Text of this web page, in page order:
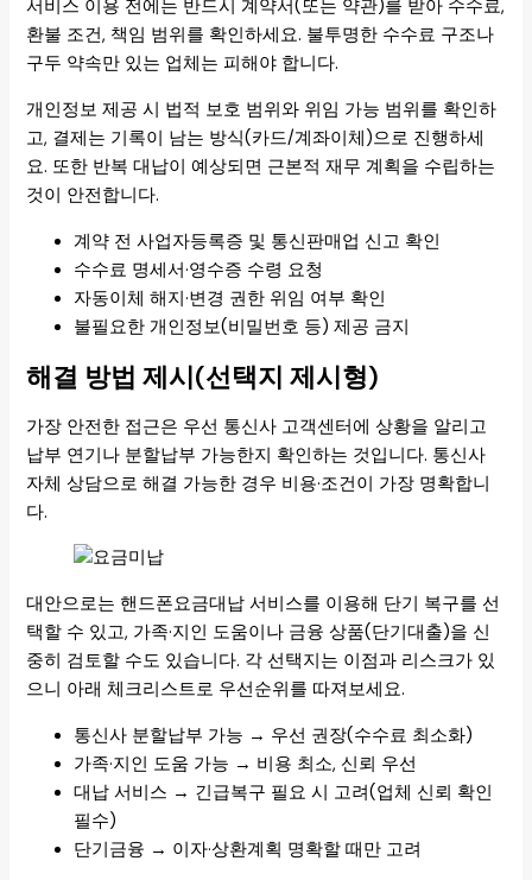
서비스 이용 전에는 반드시 계약서(또는 약관)를 받아 수수료,
환불 조건, 책임 범위를 확인하세요. 불투명한 수수료 구조나
구두 약속만 있는 업체는 피해야 합니다.
개인정보 제공 시 법적 보호 범위와 위임 가능 범위를 확인하
고, 결제는 기록이 남는 방식(카드/계좌이체)으로 진행하세
요. 또한 반복 대납이 예상되면 근본적 재무 계획을 수립하는
것이 안전합니다.
계약 전 사업자등록증 및 통신판매업 신고 확인
수수료 명세서·영수증 수령 요청
자동이체 해지·변경 권한 위임 여부 확인
불필요한 개인정보(비밀번호 등) 제공 금지
해결 방법 제시(선택지 제시형)
가장 안전한 접근은 우선 통신사 고객센터에 상황을 알리고
납부 연기나 분할납부 가능한지 확인하는 것입니다. 통신사
자체 상담으로 해결 가능한 경우 비용·조건이 가장 명확합니
다.
대안으로는 핸드폰요금대납 서비스를 이용해 단기 복구를 선
택할 수 있고, 가족·지인 도움이나 금융 상품(단기대출)을 신
중히 검토할 수도 있습니다. 각 선택지는 이점과 리스크가 있
으니 아래 체크리스트로 우선순위를 따져보세요.
통신사 분할납부 가능 → 우선 권장(수수료 최소화)
가족·지인 도움 가능 → 비용 최소, 신뢰 우선
대납 서비스 → 긴급복구 필요 시 고려(업체 신뢰 확인
필수)
단기금융 → 이자·상환계획 명확할 때만 고려